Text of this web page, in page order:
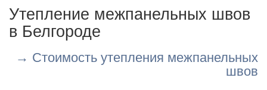
Утепление межпанельных швов
в Белгороде
→ Стоимость утепления межпанельных
швов